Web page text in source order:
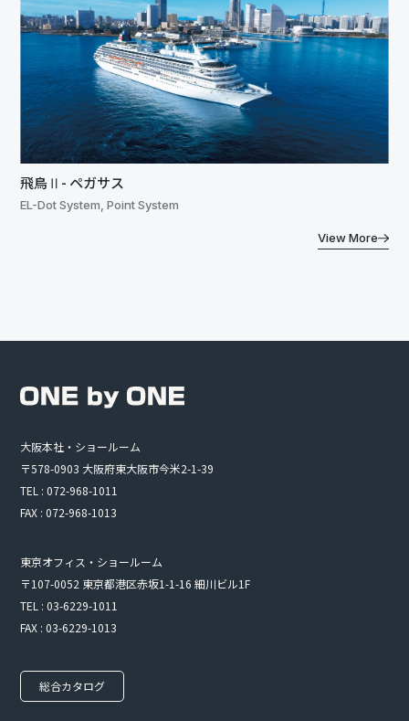
飛鳥Ⅱ- ペガサス
EL-Dot System, Point System
View More
大阪本社・ショールーム
〒578-0903 大阪府東大阪市今米2-1-39
TEL : 072-968-1011
FAX : 072-968-1013
東京オフィス・ショールーム
〒107-0052 東京都港区赤坂1-1-16 細川ビル1F
TEL : 03-6229-1011
FAX : 03-6229-1013
総合カタログ